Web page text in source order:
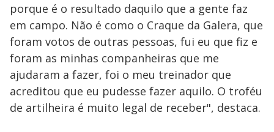
porque é o resultado daquilo que a gente faz
em campo. Não é como o Craque da Galera, que
foram votos de outras pessoas, fui eu que fiz e
foram as minhas companheiras que me
ajudaram a fazer, foi o meu treinador que
acreditou que eu pudesse fazer aquilo. O troféu
de artilheira é muito legal de receber", destaca.